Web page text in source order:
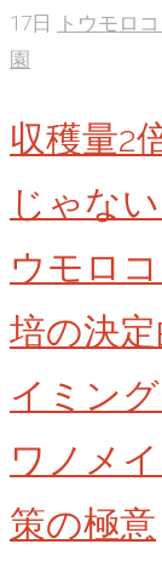
ス
を
全
止
す
る
培
テ
ニ
菜
秘
兵
納
豆
菌
で
病
知
17日
トウモロ
園
収穫量2
じゃな
ウモロ
培の決定
イミン
ワノメ
策の極意